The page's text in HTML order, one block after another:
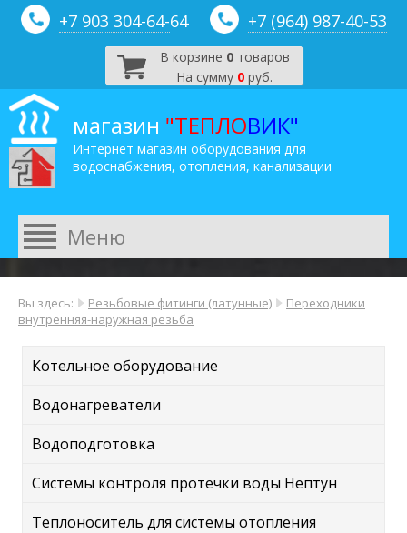
+7 903 304-64-64 +7 (964) 987-40-53
В корзине 0товаров
На сумму 0 руб.
магазин "ТЕПЛОВИК"
Интернет магазин оборудования для
водоснабжения, отопления, канализации
Вы здесь: Резьбовые фитинги (латунные)
Переходники
внутренняя-наружная резьба
Котельное оборудование
Водонагреватели
Водоподготовка
Системы контроля протечки воды Нептун
Теплоноситель для системы отопления